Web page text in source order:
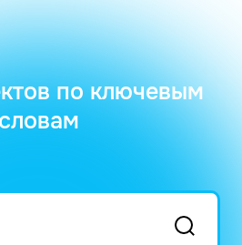
по ключевым
словам